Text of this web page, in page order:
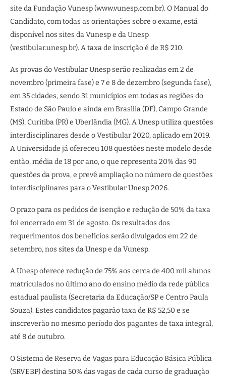
site da Fundação Vunesp (www.vunesp.com.br). O Manual do
Candidato, com todas as orientações sobre o exame, está
disponível nos sites da Vunesp e da Unesp
(vestibular.unesp.br). A taxa de inscrição é de R$ 210.
As provas do Vestibular Unesp serão realizadas em 2 de
novembro (primeira fase) e 7 e 8 de dezembro (segunda fase),
em 35 cidades, sendo 31 municípios em todas as regiões do
Estado de São Paulo e ainda em Brasília (DF), Campo Grande
(MS), Curitiba (PR) e Uberlândia (MG). A Unesp utiliza questões
interdisciplinares desde o Vestibular 2020, aplicado em 2019.
A Universidade já ofereceu 108 questões neste modelo desde
então, média de 18 por ano, o que representa 20% das 90
questões da prova, e prevê ampliação no número de questões
interdisciplinares para o Vestibular Unesp 2026.
O prazo para os pedidos de isenção e redução de 50% da taxa
foi encerrado em 31 de agosto. Os resultados dos
requerimentos dos benefícios serão divulgados em 22 de
setembro, nos sites da Unesp e da Vunesp.
A Unesp oferece redução de 75% aos cerca de 400 mil alunos
matriculados no último ano do ensino médio da rede pública
estadual paulista (Secretaria da Educação/SP e Centro Paula
Souza). Estes candidatos pagarão taxa de R$ 52,50 e se
inscreverão no mesmo período dos pagantes de taxa integral,
até 8 de outubro.
O Sistema de Reserva de Vagas para Educação Básica Pública
(SRVEBP) destina 50% das vagas de cada curso de graduação